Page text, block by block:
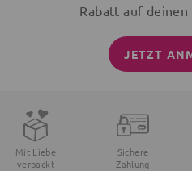
Rabatt auf
JETZT
Mit Liebe
verpackt
Sichere
Zahlung